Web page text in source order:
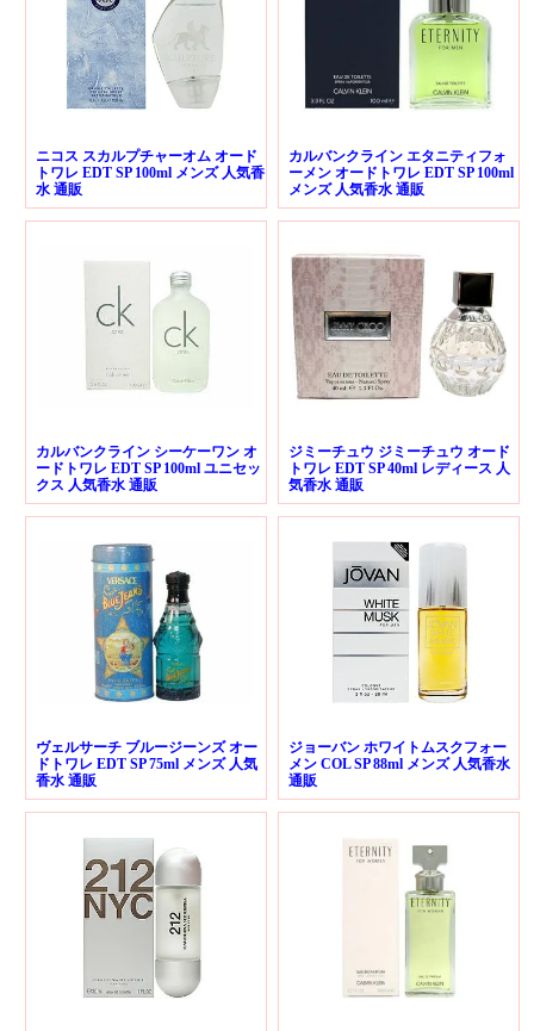
ニコス スカルプチャーオム オード
トワレ EDT SP 100ml メンズ 人気香
水 通販
カルバンクライン エタニティフォ
ーメン オードトワレ EDT SP 100ml
メンズ 人気香水 通販
カルバンクライン シーケーワン オ
ードトワレ EDT SP 100ml ユニセッ
クス 人気香水 通販
ジミーチュウ ジミーチュウ オード
トワレ EDT SP 40ml レディース 人
気香水 通販
ヴェルサーチ ブルージーンズ オー
ドトワレ EDT SP 75ml メンズ 人気
香水 通販
ジョーバン ホワイトムスクフォー
メン COL SP 88ml メンズ 人気香水
通販